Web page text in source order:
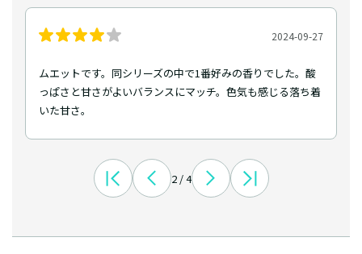
2024-09-27
ムエットです。同シリーズの中で1番好みの香りでした。酸
っぱさと甘さがよいバランスにマッチ。色気も感じる落ち着
いた甘さ。
2 / 4